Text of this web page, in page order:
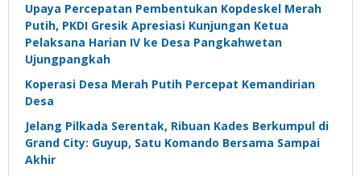
Upaya Percepatan Pembentukan Kopdeskel Merah
Putih, PKDI Gresik Apresiasi Kunjungan Ketua
Pelaksana Harian IV ke Desa Pangkahwetan
Ujungpangkah
Koperasi Desa Merah Putih Percepat Kemandirian
Desa
Jelang Pilkada Serentak, Ribuan Kades Berkumpul di
Grand City: Guyup, Satu Komando Bersama Sampai
Akhir